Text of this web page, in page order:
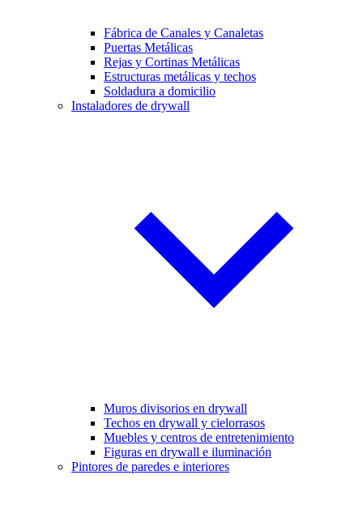
Fábrica de Canales y Canaletas
Puertas Metálicas
Rejas y Cortinas Metálicas
Estructuras metálicas y techos
Soldadura a domicilio
Instaladores de drywall
Muros divisorios en drywall
Techos en drywall y cielorrasos
Muebles y centros de entretenimiento
Figuras en drywall e iluminación
Pintores de paredes e interiores